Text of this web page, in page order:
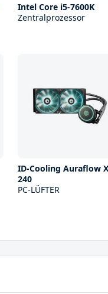
Intel Core i5-7600K
Zentralprozessor
ID-Cooling Auraflow X
240
PC-LÜFTER